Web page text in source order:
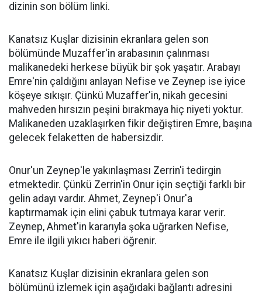
dizinin son bölüm linki.
Kanatsız Kuşlar dizisinin ekranlara gelen son
bölümünde Muzaffer'in arabasının çalınması
malikanedeki herkese büyük bir şok yaşatır. Arabayı
Emre'nin çaldığını anlayan Nefise ve Zeynep ise iyice
köşeye sıkışır. Çünkü Muzaffer'in, nikah gecesini
mahveden hırsızın peşini bırakmaya hiç niyeti yoktur.
Malikaneden uzaklaşırken fikir değiştiren Emre, başına
gelecek felaketten de habersizdir.
Onur'un Zeynep'le yakınlaşması Zerrin'i tedirgin
etmektedir. Çünkü Zerrin'in Onur için seçtiği farklı bir
gelin adayı vardır. Ahmet, Zeynep'i Onur'a
kaptırmamak için elini çabuk tutmaya karar verir.
Zeynep, Ahmet'in kararıyla şoka uğrarken Nefise,
Emre ile ilgili yıkıcı haberi öğrenir.
Kanatsız Kuşlar dizisinin ekranlara gelen son
bölümünü izlemek için aşağıdaki bağlantı adresini